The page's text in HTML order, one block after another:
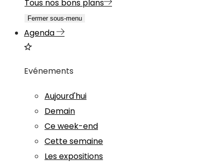
Tous nos bons plans
Fermer sous-menu
Agenda
Evénements
Aujourd'hui
Demain
Ce week-end
Cette semaine
Les expositions